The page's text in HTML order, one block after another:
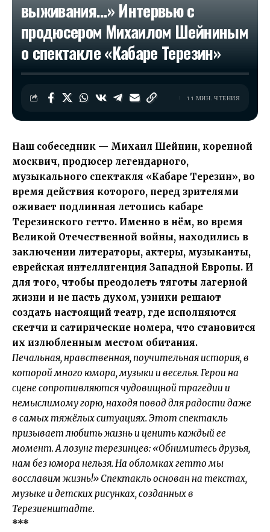
выживания…» Интервью с
продюсером Михаилом Шейниным
о спектакле «Кабаре Терезин»
11 МИН. ЧТЕНИЯ
Наш собеседник — Михаил Шейнин, коренной
москвич, продюсер легендарного,
музыкального спектакля «Кабаре Терезин», во
время действия которого, перед зрителями
оживает подлинная летопись кабаре
Терезинского гетто. Именно в нём, во время
Великой Отечественной войны, находились в
заключении литераторы, актеры, музыканты,
еврейская интеллигенция Западной Европы. И
для того, чтобы преодолеть тяготы лагерной
жизни и не пасть духом, узники решают
создать настоящий театр, где исполняются
скетчи и сатирические номера, что становится
их излюбленным местом обитания.
Печальная, нравственная, поучительная история, в
которой много юмора, музыки и веселья. Герои на
сцене сопротивляются чудовищной трагедии и
немыслимому горю, находя повод для радости даже
в самых тяжёлых ситуациях. Этот спектакль
призывает любить жизнь и ценить каждый ее
момент. А лозунг терезинцев: «Обнимитесь друзья,
нам без юмора нельзя. На обломках гетто мы
восславим жизнь!» Спектакль основан на текстах,
музыке и детских рисунках, созданных в
Терезиенштадте.
***